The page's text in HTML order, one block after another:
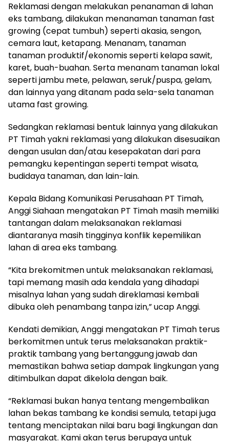
Reklamasi dengan melakukan penanaman di lahan
eks tambang, dilakukan menanaman tanaman fast
growing (cepat tumbuh) seperti akasia, sengon,
cemara laut, ketapang. Menanam, tanaman
tanaman produktif/ekonomis seperti kelapa sawit,
karet, buah-buahan. Serta menanam tanaman lokal
seperti jambu mete, pelawan, seruk/puspa, gelam,
dan lainnya yang ditanam pada sela-sela tanaman
utama fast growing.
Sedangkan reklamasi bentuk lainnya yang dilakukan
PT Timah yakni reklamasi yang dilakukan disesuaikan
dengan usulan dan/atau kesepakatan dari para
pemangku kepentingan seperti tempat wisata,
budidaya tanaman, dan lain-lain.
Kepala Bidang Komunikasi Perusahaan PT Timah,
Anggi Siahaan mengatakan PT Timah masih memiliki
tantangan dalam melaksanakan reklamasi
diantaranya masih tingginya konflik kepemilikan
lahan di area eks tambang.
“Kita brekomitmen untuk melaksanakan reklamasi,
tapi memang masih ada kendala yang dihadapi
misalnya lahan yang sudah direklamasi kembali
dibuka oleh penambang tanpa izin,” ucap Anggi.
Kendati demikian, Anggi mengatakan PT Timah terus
berkomitmen untuk terus melaksanakan praktik-
praktik tambang yang bertanggung jawab dan
memastikan bahwa setiap dampak lingkungan yang
ditimbulkan dapat dikelola dengan baik.
“Reklamasi bukan hanya tentang mengembalikan
lahan bekas tambang ke kondisi semula, tetapi juga
tentang menciptakan nilai baru bagi lingkungan dan
masyarakat. Kami akan terus berupaya untuk